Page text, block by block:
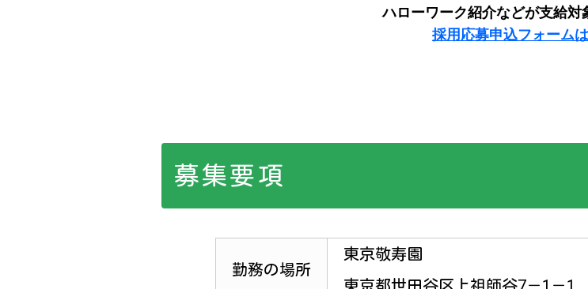
募集要項
勤務の場所
東京敬寿園